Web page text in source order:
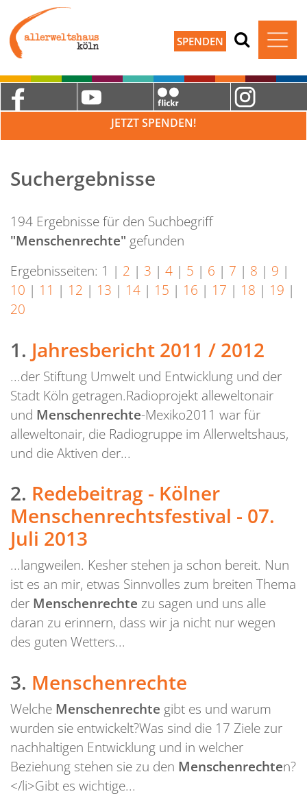
SPENDEN
JETZT SPENDEN!
Suchergebnisse
194 Ergebnisse für den Suchbegriff
"Menschenrechte" gefunden
Ergebnisseiten: 1 | 2 | 3 | 4 | 5 | 6 | 7 | 8 | 9 |
10 | 11 | 12 | 13 | 14 | 15 | 16 | 17 | 18 | 19 |
20
1. Jahresbericht 2011 / 2012
...der Stiftung Umwelt und Entwicklung und der
Stadt Köln getragen.Radioprojekt alleweltonair
und Menschenrechte-Mexiko2011 war für
alleweltonair, die Radiogruppe im Allerweltshaus,
und die Aktiven der...
2. Redebeitrag - Kölner
Menschenrechtsfestival - 07.
Juli 2013
...langweilen. Kesher stehen ja schon bereit. Nun
ist es an mir, etwas Sinnvolles zum breiten Thema
der Menschenrechte zu sagen und uns alle
daran zu erinnern, dass wir ja nicht nur wegen
des guten Wetters...
3. Menschenrechte
Welche Menschenrechte gibt es und warum
wurden sie entwickelt?Was sind die 17 Ziele zur
nachhaltigen Entwicklung und in welcher
Beziehung stehen sie zu den Menschenrechten?
</li>Gibt es wichtige...